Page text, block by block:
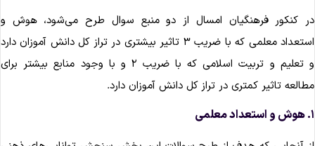
کنکور فرهنگیان امسال از دو منبع سوال طرح می‌شود، هوش و
استعداد معلمی که با ضریب ۳ تاثیر بیشتری در تراز کل دانش آموزان دارد
و تعلیم و تربیت اسلامی که با ضریب ۲ و با وجود منابع بیشتر برای
تاثیر کمتری در تراز کل دانش آموزان دارد.